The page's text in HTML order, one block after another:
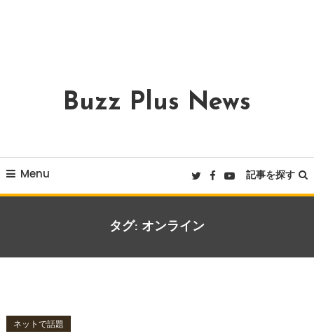
Buzz Plus News
Menu 記事を探す
タグ: オンライン
ネットで話題